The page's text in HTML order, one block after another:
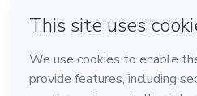
Feito com ❤ na Cidade do México